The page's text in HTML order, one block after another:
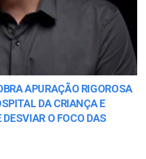
APURAÇÃO RIGOROSA
DA CRIANÇA E
O FOCO DAS